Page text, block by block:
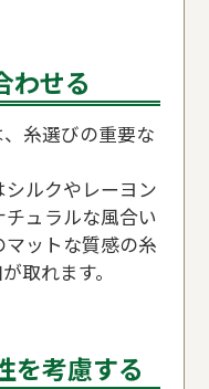
わせる
糸選びの重要な
ルクやレーヨン
ュラルな風合い
ットな質感の糸
取れます。
を考慮する